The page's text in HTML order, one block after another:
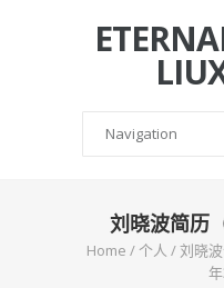
刘晓波简历
Home /个人 /刘晓